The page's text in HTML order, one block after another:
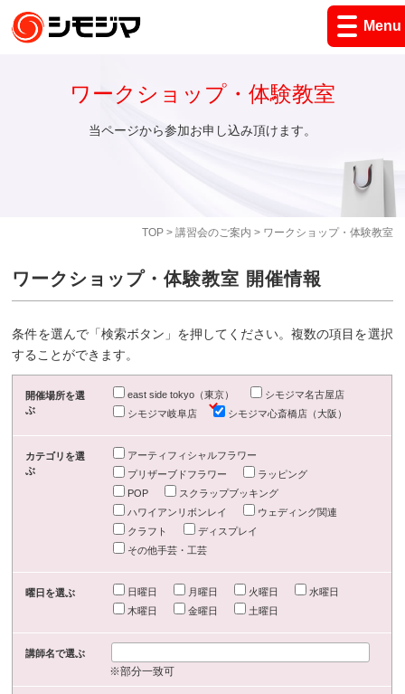
Menu
TOP> 講習会のご案内 > ワークショップ・体験教室
ワークショップ・体験教室
当ページから参加お申し込み頂けます。
ワークショップ・体験教室 開催情報
条件を選んで「検索ボタン」を押してください。複数の項目を選択
することができます。
開催場所を選
ぶ
east side tokyo（東京）
シモジマ名古屋店
シモジマ岐阜店
シモジマ心斎橋店（大阪）
カテゴリを選
ぶ
アーティフィシャルフラワー
プリザーブドフラワー
ラッピング
POP
スクラップブッキング
ハワイアンリボンレイ
ウェディング関連
クラフト
ディスプレイ
その他手芸・工芸
曜日を選ぶ 日曜日 月曜日 火曜日
水曜日
木曜日
金曜日 土曜日
講師名で選ぶ
※部分一致可